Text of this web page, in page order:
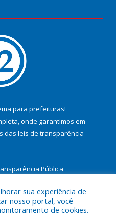
para prefeituras!
onde garantimos em
das leis de transparência
Pública
sua experiência de
nosso portal, você
de cookies.